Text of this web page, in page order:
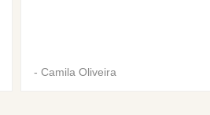
- Camila Oliveira